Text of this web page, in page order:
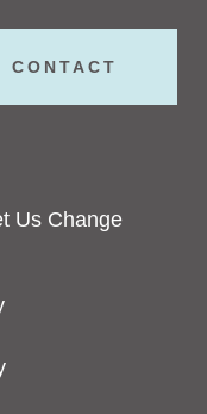
CONTACT
Us Change